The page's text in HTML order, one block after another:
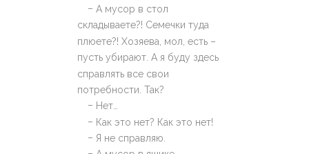
– А мусор в стол
складываете?! Семечки туда
плюете?! Хозяева, мол, есть –
пусть убирают. А я буду здесь
справлять все свои
потребности. Так?
– Нет…
– Как это нет? Как это нет!
– Я не справляю.